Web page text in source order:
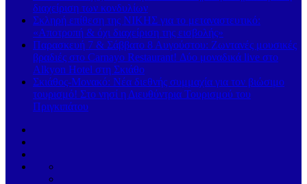
διαχείριση των κονδυλίων
Σκληρή επίθεση της ΝΙΚΗΣ για το μεταναστευτικό:
«Αποτροπή & όχι διαχείριση της εισβολής»
Παρασκευή 7 & Σάββατο 8 Αυγούστου: Ζωντανές μουσικές
βραδιές στο Carnayo Restaurant! Δύο μοναδικά live στο
Alkyon Hotel στη Σκιάθο
Σκιάθος-Μονακό: Νέα διεθνής συμμαχία για τον βιώσιμο
τουρισμό! Στο νησί η Διευθύντρια Τουρισμού του
Πριγκιπάτου